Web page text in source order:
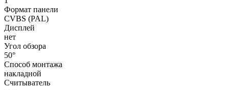
Формат панели
CVBS (PAL)
Дисплей
нет
Угол обзора
50°
Способ монтажа
накладной
Считыватель